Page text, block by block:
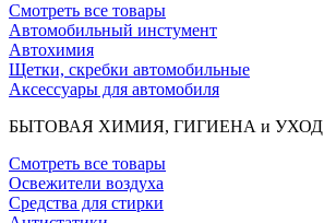
Смотреть все товары
Автомобильный инстумент
Автохимия
Щетки, скребки автомобильные
Аксессуары для автомобиля
БЫТОВАЯ ХИМИЯ, ГИГИЕНА и УХОД
Смотреть все товары
Освежители воздуха
Средства для стирки